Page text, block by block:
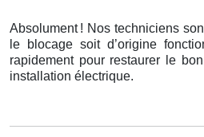
Absolument ! Nos techniciens
le blocage soit d’origine
rapidement pour restaurer le
installation é lectrique.